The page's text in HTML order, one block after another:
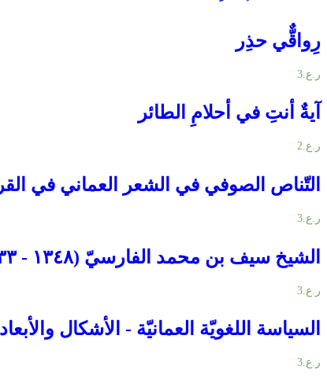
رِواقٌّي حذِر
ر.ع. 3
آيةٌ أنتِ في أحلامِ الطائر
ر.ع.2
التّناص الصوفي في الشعر العماني في
ر.ع. 3
الشيخ سيف بن محمد الفارسيّ (١٣٤٨ - ١٤٣٣) هـ
ر.ع. 3
السياسة اللغويّة العمانيّة - الأشكال
ر.ع.3